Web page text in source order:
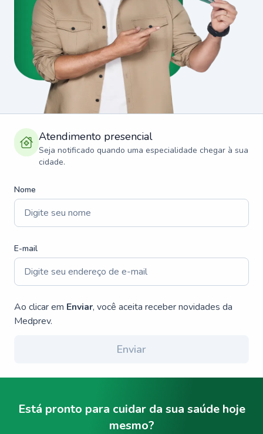
Atendimento presencial
Seja notificado quando uma especialidade chegar à sua
cidade.
Nome
E-mail
Ao clicar em Enviar, você aceita receber novidades da
Medprev.
Enviar
Está pronto para cuidar da sua saúde hoje
mesmo?